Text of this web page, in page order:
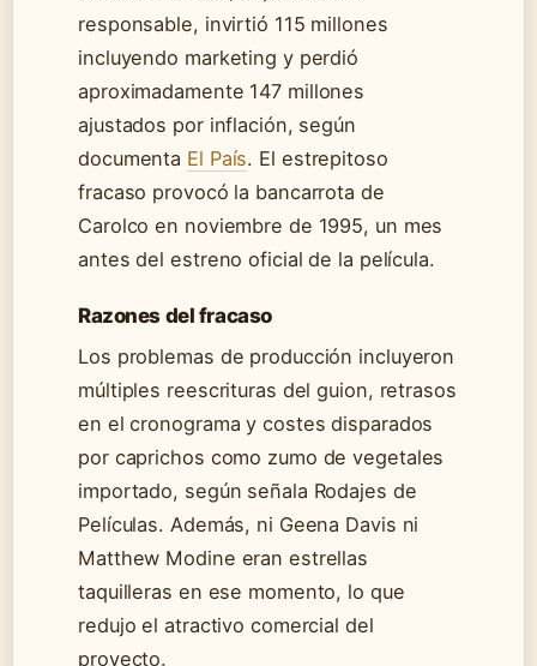
responsable, invirtió 115 millones
incluyendo marketing y perdió
aproximadamente 147 millones
ajustados por inflación, según
documenta El País. El estrepitoso
fracaso provocó la bancarrota de
Carolco en noviembre de 1995, un mes
antes del estreno oficial de la película.
Razones del fracaso
Los problemas de producción incluyeron
múltiples reescrituras del guion, retrasos
en el cronograma y costes disparados
por caprichos como zumo de vegetales
importado, según señala Rodajes de
Películas. Además, ni Geena Davis ni
Matthew Modine eran estrellas
taquilleras en ese momento, lo que
redujo el atractivo comercial del
proyecto.